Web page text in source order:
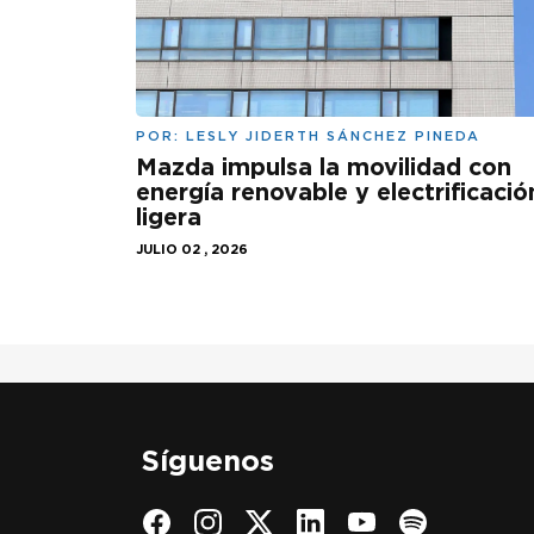
POR: LESLY JIDERTH SÁNCHEZ PINEDA
Mazda impulsa la movilidad con
energía renovable y
ligera
JULIO 02 , 2026
Síguenos